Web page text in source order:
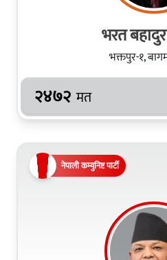
भरत
भक्तपुर-१,
२४७२ मत
नेपाली कम्युनिष्ट पार्टी